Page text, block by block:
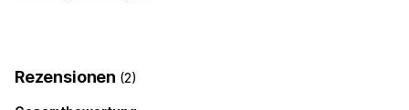
Rezensionen (2)